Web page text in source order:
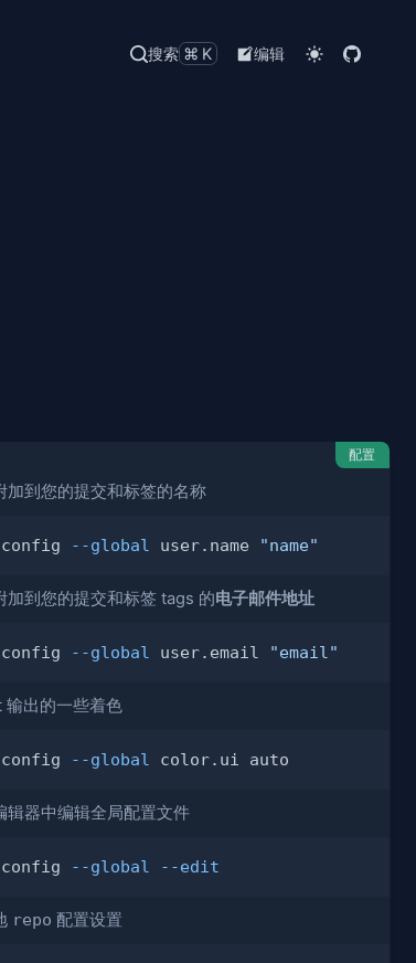
搜索 ⌘K 编辑
配置
加到您的提交和标签的名称
config --global user.name "name"
加到您的提交和标签 tags 的电子邮件地址
config --global user.email "email"
输出的一些着色
config --global
辑器中编辑全局配置文件
config --global --edit
repo 配置设置